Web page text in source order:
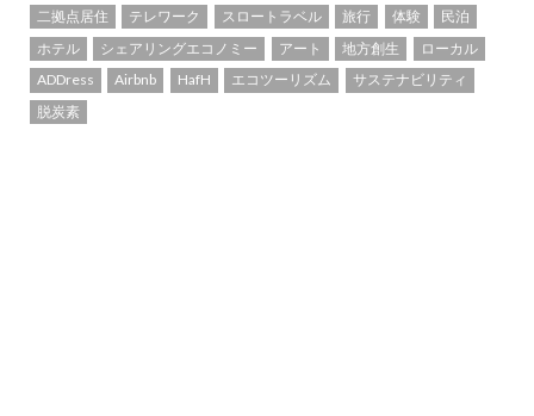
二拠点居住
テレワーク スロートラベル 旅行 体験
民泊
ホテル
シェアリングエコノミー アート 地方創生
ローカル
ADDress
Airbnb HafH エコツーリズム
サステナビリティ
脱炭素